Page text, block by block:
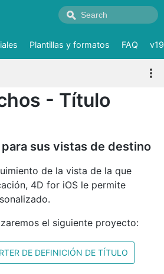
Plantillas y formatos FAQ
- Título
sus vistas de destino
de la vista de la que
4D for iOS le permite
el siguiente proyecto:
DE DEFINICIÓN DE TÍTULO